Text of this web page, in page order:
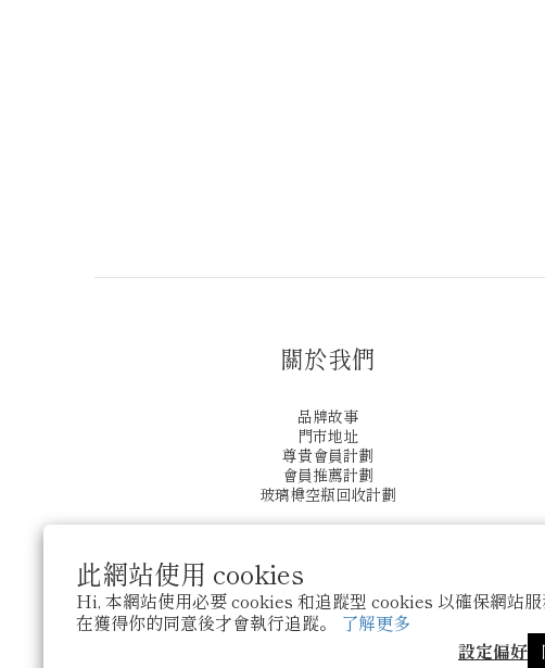
此網站使用 cookies
Hi, 本網站使用必要 cookies 和追蹤型 cookies 以確保網站
在獲得你的同意後才會執行追蹤。 了解更多
設定偏好
關於我們
品牌故事
門市地址
尊貴會員計劃
會員推薦計劃
玻璃樽空瓶回收計劃